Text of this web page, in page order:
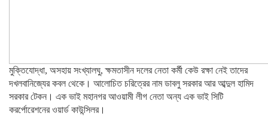
মুক্তিযোদ্ধা, অসহায় সংখ্যালঘু, ক্ষমতাসীন দলের নেতা কর্মী কেউ রক্ষা নেই তাদের
দখলবানিজ্যের কবল থেকে। আলোচিত চরিত্রের নাম ডাবলু সরকার আর আব্দুল হামিদ
সরকার টেকন। এক ভাই মহানগর আওয়ামী লীগ নেতা অন্য এক ভাই সিটি
করর্পোরেশনের ওয়ার্ড কাউন্সিলর।